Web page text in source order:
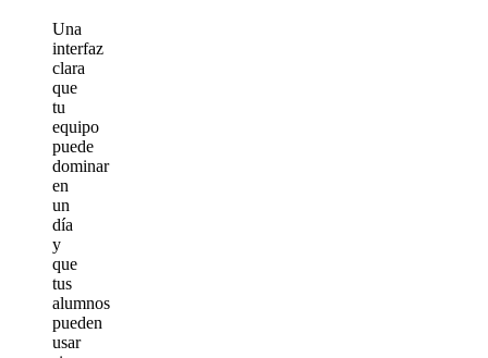
Una
interfaz
clara
que
tu
equipo
puede
dominar
en
un
día
y
que
tus
alumnos
pueden
usar